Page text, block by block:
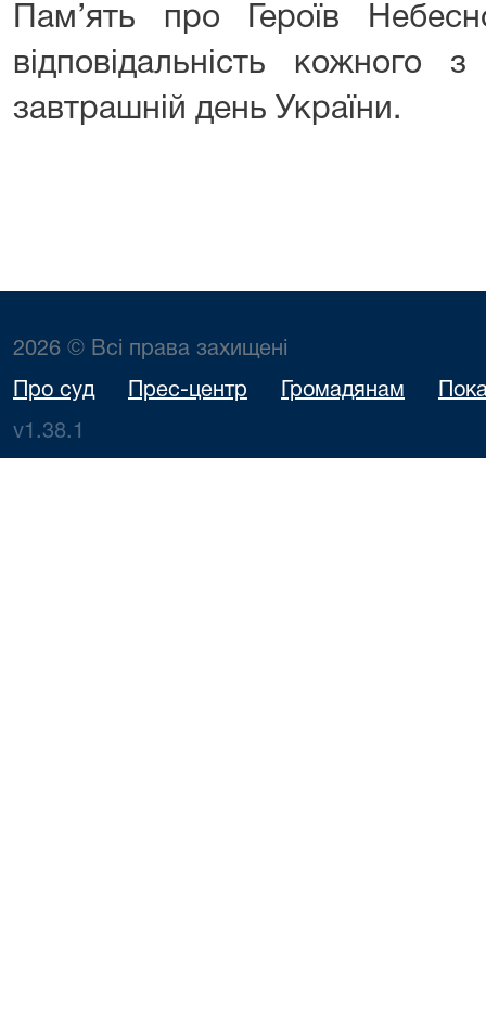
Пам’ять про Героїв
відповідальність кожного
завтрашній день України.
2026 © Всі права захищені
Про суд Прес-центр Громадянам
v1.38.1